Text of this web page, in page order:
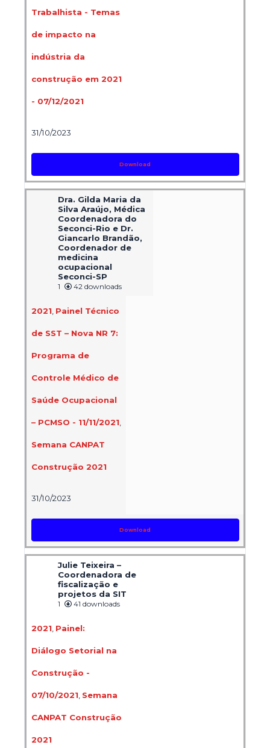
Trabalhista - Temas
de impacto na
indústria da
construção em 2021
- 07/12/2021
31/10/2023
Download
Dra. Gilda Maria da
Silva Araújo, Médica
Coordenadora do
Seconci-Rio e Dr.
Giancarlo Brandão,
Coordenador de
medicina
ocupacional
Seconci-SP
1 42 downloads
2021 Painel Técnico
de SST – Nova NR 7:
Programa de
Controle Médico de
Saúde Ocupacional
– PCMSO - 11/11/2021
Semana CANPAT
Construção 2021
31/10/2023
Download
Julie Teixeira –
Coordenadora de
fiscalização e
projetos da SIT
1 41 downloads
2021, Painel:
Diálogo Setorial na
Construção -
07/10/2021, Semana
CANPAT Construção
2021